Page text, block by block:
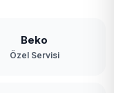
Beko
Özel Servisi